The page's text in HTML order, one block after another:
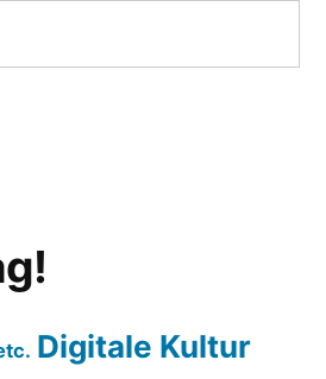
Digitale Kultur